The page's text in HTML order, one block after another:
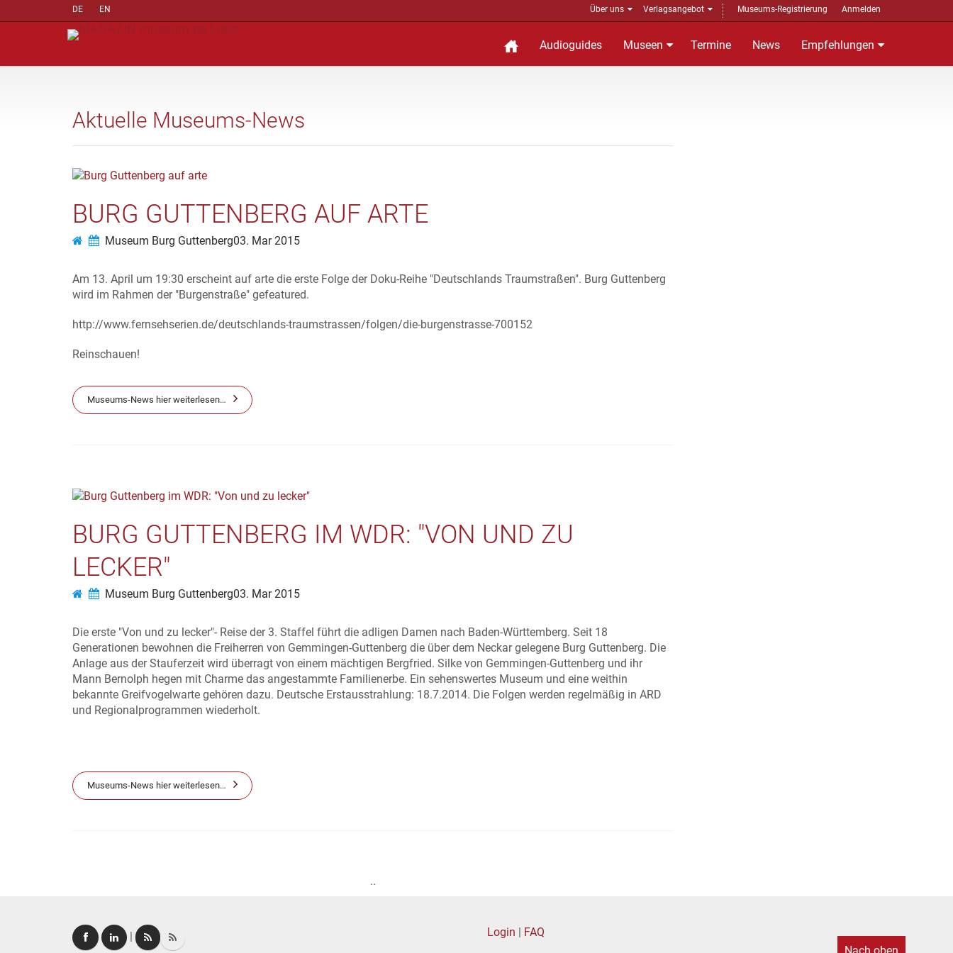
DE EN Über uns Verlagsangebot Museums-Registrierung Anmelden
Audioguides Museen Termine News Empfehlungen
Aktuelle Museums-News
BURG GUTTENBERG AUF ARTE
Museum Burg Guttenberg03. Mar 2015
Am 13. April um 19:30 erscheint auf arte die erste Folge der Doku-Reihe "Deutschlands Traumstraßen". Burg Guttenberg
wird im Rahmen der "Burgenstraße" gefeatured.
http://www.fernsehserien.de/deutschlands-traumstrassen/folgen/die-burgenstrasse-700152
Reinschauen!
Museums-News hier weiterlesen…
BURG GUTTENBERG IM WDR: "VON UND ZU
LECKER"
Museum Burg Guttenberg03. Mar 2015
Die erste "Von und zu lecker"- Reise der 3. Staffel führt die adligen Damen nach Baden-Württemberg. Seit 18
Generationen bewohnen die Freiherren von Gemmingen-Guttenberg die über dem Neckar gelegene Burg Guttenberg. Die
Anlage aus der Stauferzeit wird überragt von einem mächtigen Bergfried. Silke von Gemmingen-Guttenberg und ihr
Mann Bernolph hegen mit Charme das angestammte Familienerbe. Ein sehenswertes Museum und eine weithin
bekannte Greifvogelwarte gehören dazu. Deutsche Erstausstrahlung: 18.7.2014. Die Folgen werden regelmäßig in ARD
und Regionalprogrammen wiederholt.
Museums-News hier weiterlesen…
..
Login | FAQ